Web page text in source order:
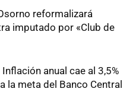
reformalizará
imputado por «Club de
anual cae al 3,5%
la meta del Banco Central